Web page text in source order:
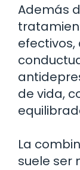
Además
de vida,
La
suele ser